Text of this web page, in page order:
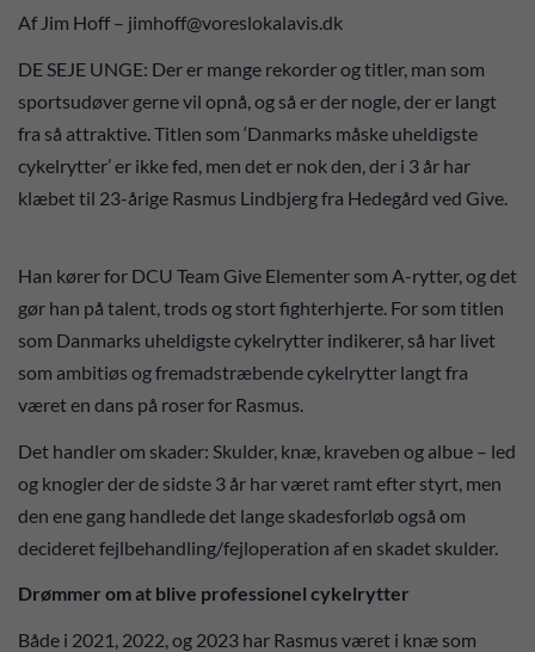
Af Jim Hoff – jimhoff@voreslokalavis.dk
DE SEJE UNGE: Der er mange rekorder og titler, man som
sportsudøver gerne vil opnå, og så er der nogle, der er langt
fra så attraktive. Titlen som ‘Danmarks måske uheldigste
cykelrytter’ er ikke fed, men det er nok den, der i 3 år har
klæbet til 23-årige Rasmus Lindbjerg fra Hedegård ved Give.
Han kører for DCU Team Give Elementer som A-rytter, og det
gør han på talent, trods og stort fighterhjerte. For som titlen
som Danmarks uheldigste cykelrytter indikerer, så har livet
som ambitiøs og fremadstræbende cykelrytter langt fra
været en dans på roser for Rasmus.
Det handler om skader: Skulder, knæ, kraveben og albue – led
og knogler der de sidste 3 år har været ramt efter styrt, men
den ene gang handlede det lange skadesforløb også om
decideret fejlbehandling/fejloperation af en skadet skulder.
Drømmer om at blive professionel cykelrytter
Både i 2021, 2022, og 2023 har Rasmus været i knæ som